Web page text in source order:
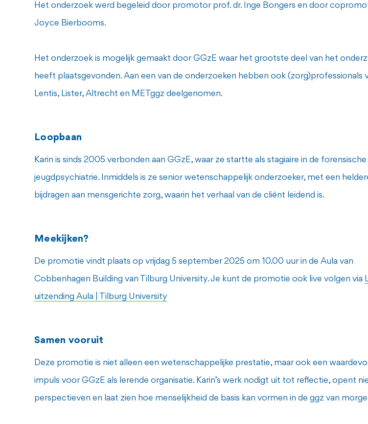
Het onderzoek werd begeleid door promotor prof. dr. Inge Bongers en door
Joyce Bierbooms.
Het onderzoek is mogelijk gemaakt door GGzE waar het grootste deel van het
heeft plaatsgevonden. Aan een van de onderzoeken hebben ook (zorg)professionals
Lentis, Lister, Altrecht en METggz deelgenomen.
Loopbaan
Karin is sinds 2005 verbonden aan GGzE, waar ze startte als stagiaire in de forensische
jeugdpsychiatrie. Inmiddels is ze senior wetenschappelijk onderzoeker, met een
bijdragen aan mensgerichte zorg, waarin het verhaal van de cliënt leidend is.
Meekijken?
De promotie vindt plaats op vrijdag 5 september 2025 om 10.00 uur in de Aula van
Cobbenhagen Building van Tilburg University. Je kunt de promotie ook live volgen via
uitzending Aula | Tilburg University
Samen vooruit
Deze promotie is niet alleen een wetenschappelijke prestatie, maar ook een
impuls voor GGzE als lerende organisatie. Karin’s werk nodigt uit tot reflectie, opent
perspectieven en laat zien hoe menselijkheid de basis kan vormen in de ggz van